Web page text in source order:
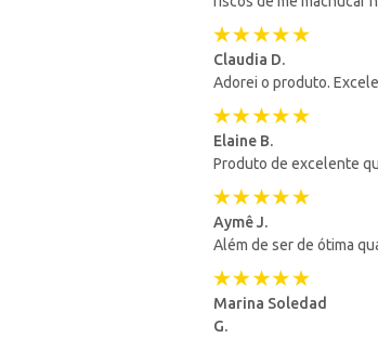
Claudia D.
Adorei o produto.
Elaine B.
Produto de excelente
Aymê J.
Além de ser de ótima
Marina Soledad
G.